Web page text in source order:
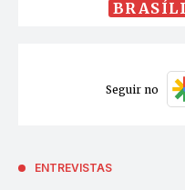
Seguir no
ENTREVISTAS